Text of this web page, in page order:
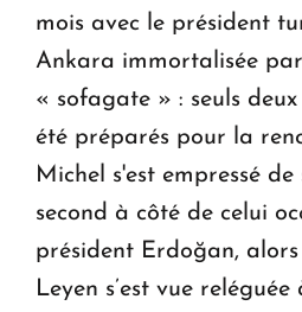
mois avec le président
Ankara immortalisée
« sofagate » : seuls
été préparés pour la
Michel s'est empressé de
second à côté de celui
président Erdoğan,
Leyen s’est vue reléguée